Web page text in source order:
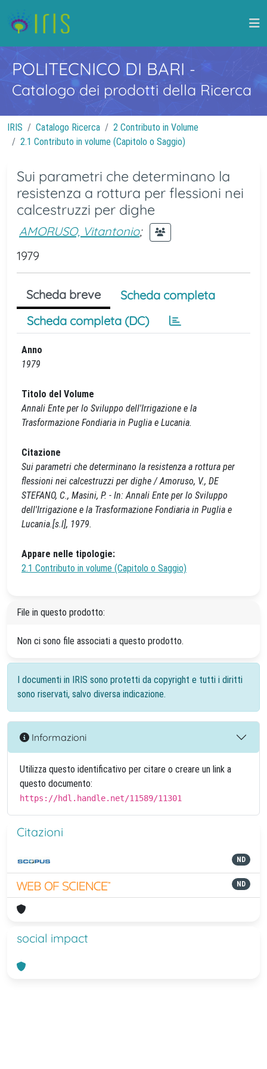
POLITECNICO DI BARI -
Catalogo dei prodotti della Ricerca
IRIS Catalogo Ricerca
2 Contributo in Volume
2.1 Contributo in volume (Capitolo o Saggio)
Sui parametri che determinano la
resistenza a rottura per flessioni nei
calcestruzzi per dighe
AMORUSO, Vitantonio;
1979
Scheda breve
Scheda completa
Scheda completa (DC)
Anno
1979
Titolo del Volume
Annali Ente per lo Sviluppo dell'Irrigazione e la
Trasformazione Fondiaria in Puglia e Lucania.
Citazione
Sui parametri che determinano la resistenza a rottura per
flessioni nei calcestruzzi per dighe / Amoruso, V., DE
STEFANO, C., Masini, P. - In: Annali Ente per lo Sviluppo
dell'Irrigazione e la Trasformazione Fondiaria in Puglia e
Lucania.[s.l], 1979.
Appare nelle tipologie:
2.1 Contributo in volume (Capitolo o Saggio)
File in questo prodotto:
Non ci sono file associati a questo prodotto.
I documenti in IRIS sono protetti da copyright e tutti i diritti
sono riservati, salvo diversa indicazione.
Informazioni
Utilizza questo identificativo per citare o creare un link a
questo documento:
https://hdl.handle.net/11589/11301
Citazioni
ND
ND
social impact